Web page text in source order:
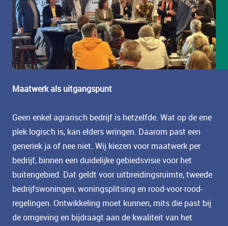
Maatwerk als uitgangspunt
Geen enkel agrarisch bedrijf is hetzelfde. Wat op de ene
plek logisch is, kan elders wringen. Daarom past een
generiek ja of nee niet. Wij kiezen voor maatwerk per
bedrijf, binnen een duidelijke gebiedsvisie voor het
buitengebied. Dat geldt voor uitbreidingsruimte, tweede
bedrijfswoningen, woningsplitsing en rood-voor-rood-
regelingen. Ontwikkeling moet kunnen, mits die past bij
de omgeving en bijdraagt aan de kwaliteit van het